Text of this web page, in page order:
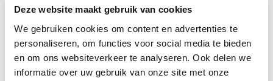
Deze website maakt gebruik van cookies
We gebruiken cookies om content en advertenties te
personaliseren, om functies voor social media te bieden
en om ons websiteverkeer te analyseren. Ook delen we
informatie over uw gebruik van onze site met onze
1 Offerte aanvragen
U doet bij ons een vrijblijvende aanvraag
voor uw persoonlijke offerte voor een
camerasysteem, alarmsysteem of